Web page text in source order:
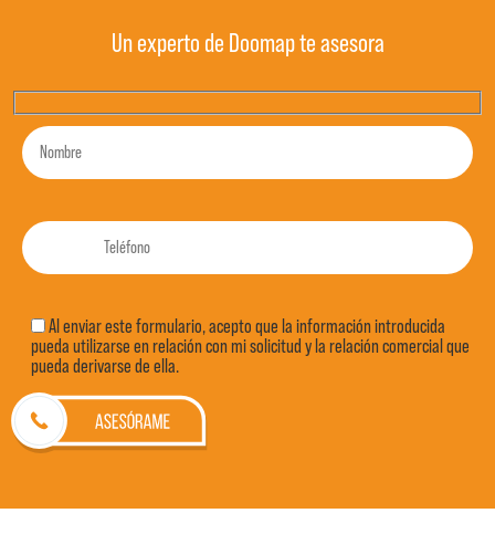
Un experto de Doomap te asesora
Al enviar este formulario, acepto que la información introducida
pueda utilizarse en relación con mi solicitud y la relación comercial que
pueda derivarse de ella.